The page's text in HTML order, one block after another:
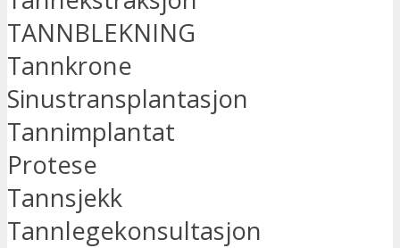
TANNBLEKNING
Tannkrone
Sinustransplantasjon
Tannimplantat
Protese
Tannsjekk
Tannlegekonsultasjon